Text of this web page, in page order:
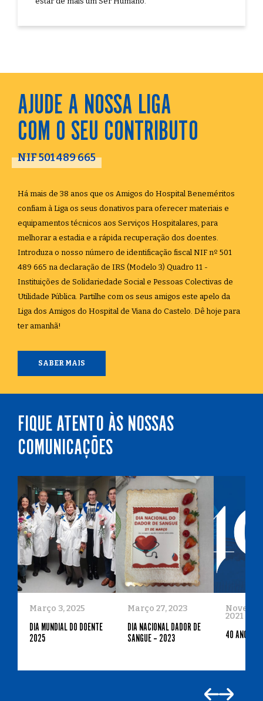
AJUDE A NOSSA LIGA
COM O SEU CONTRIBUTO
NIF 501 489 665
Há mais de 38 anos que os Amigos do Hospital Beneméritos
confiam à Liga os seus donativos para oferecer materiais e
equipamentos técnicos aos Serviços Hospitalares, para
melhorar a estadia e a rápida recuperação dos doentes.
Introduza o nosso número de identificação fiscal NIF nº 501
489 665 na declaração de IRS (Modelo 3) Quadro 11 -
Instituições de Solidariedade Social e Pessoas Colectivas de
Utilidade Pública. Partilhe com os seus amigos este apelo da
Liga dos Amigos do Hospital de Viana do Castelo. Dê hoje para
ter amanhã!
SABER MAIS
FIQUE ATENTO ÀS NOSSAS
COMUNICAÇÕES
Março 3, 2025
DIA MUNDIAL DO DOENTE
2025
Março 27, 2023
DIA NACIONAL DADOR DE
SANGUE – 2023
2021
40 ANOS